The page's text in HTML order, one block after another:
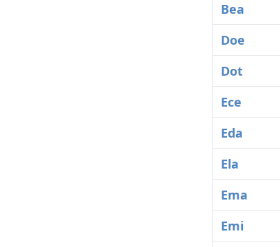
Bea
Doe
Dot
Ece
Eda
Ela
Ema
Emi